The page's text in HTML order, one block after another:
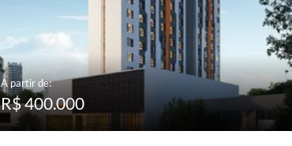
A partir de:
R$ 400.000